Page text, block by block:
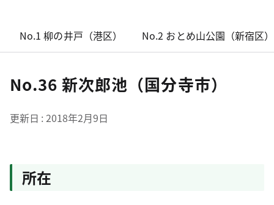
No.1 柳の井戸（港区） No.2 おとめ山公園（新宿区）
No.36 新次郎池（国分寺市）
更新日 2018年2月9日
所在